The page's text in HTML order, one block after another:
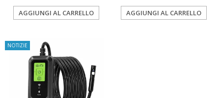
AGGIUNGI AL CARRELLO AGGIUNGI AL CARRELLO
NOTIZIE